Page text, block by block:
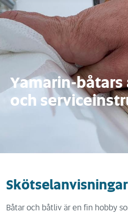
Yamarin-båtars
och
Skötselanvisningar
Båtar och båtliv är en fin hobby